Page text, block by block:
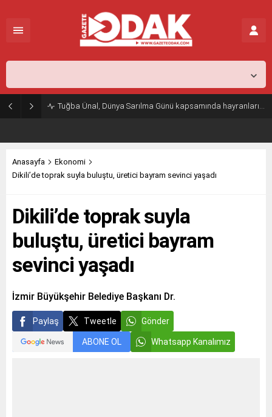
Tuğba Ünal, Dünya Sarılma Günü kapsamında hayranlarıyla buluştu
Anasayfa
Ekonomi
Dikili’de toprak suyla buluştu, üretici bayram sevinci yaşadı
Dikili’de toprak suyla
buluştu, üretici bayram
sevinci yaşadı
İzmir Büyükşehir Belediye Başkanı Dr.
Paylaş Tweetle Gönder
ABONE OL Whatsapp Kanalımız